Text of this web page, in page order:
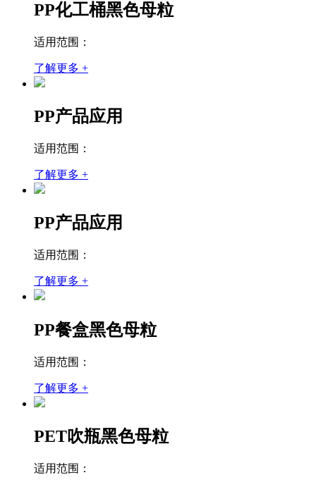
PP化工桶黑色母粒
适用范围：
了解更多 +
PP产品应用
适用范围：
了解更多 +
PP产品应用
适用范围：
了解更多 +
PP餐盒黑色母粒
适用范围：
了解更多 +
PET吹瓶黑色母粒
适用范围：